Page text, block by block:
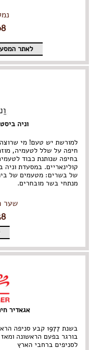
נמל 26,
לאתר
וניה
למורשת יש טעם! מי
חיפה על שלל לטעמיה,
בחיפה שנותנת כבוד
קולינאריים. במסעדת וניה
של בשרים: מטעמים של
מנתחי בשר מובחרים.
שער
אגאדיר
בשנת 1977 קבע
בורגר בפעם הראשונה
לסניפים ברחבי הארץ